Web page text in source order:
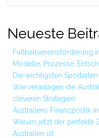
Neueste
Fußballvereinsförderung
Modelle, Prozesse,
Die wichtigsten
Wie veranlagen die
cleveren Strategien
Australiens Finanzpolitik
Warum jetzt der perfekte
Australien ist